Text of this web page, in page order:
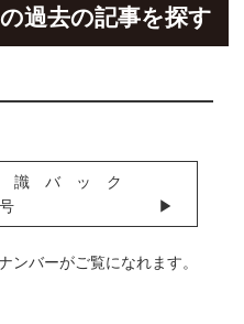
過去の記事を探す
識バック
バーがご覧になれます。